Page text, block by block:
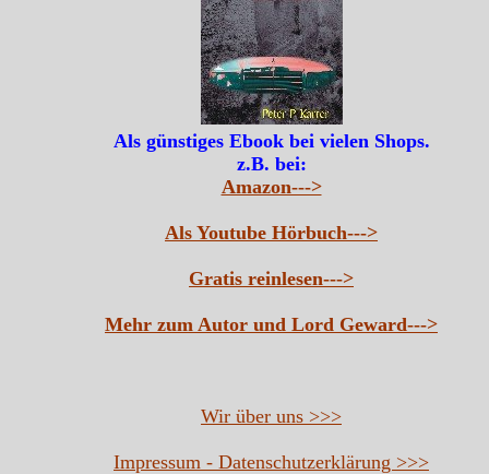
Als günstiges Ebook bei vielen Shops.
z.B. bei:
Amazon--->
Als Youtube Hörbuch--->
Gratis reinlesen--->
Mehr zum Autor und Lord Geward--->
Wir über uns >>>
Impressum - Datenschutzerklärung >>>